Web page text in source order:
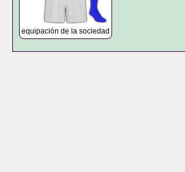
equipación de la sociedad